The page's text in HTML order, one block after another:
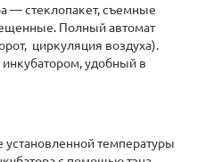
— стеклопакет, съемные
Полный автомат
циркуляция воздуха).
удобный в
температуры